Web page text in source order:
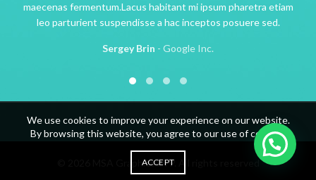
fermentum.Lacus habitant mi ipsum pharetra etiam
parturient suspendisse a hac inceptos posuere sed.
Sergey Brin Google Inc.
justo
etiam leo
MSA Graphics FTP. All rights reserved
We use cookies to improve your experience on our website.
By browsing this website, you agree to our use of cookies.
ACCEPT